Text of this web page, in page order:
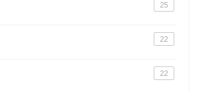
25
22
22